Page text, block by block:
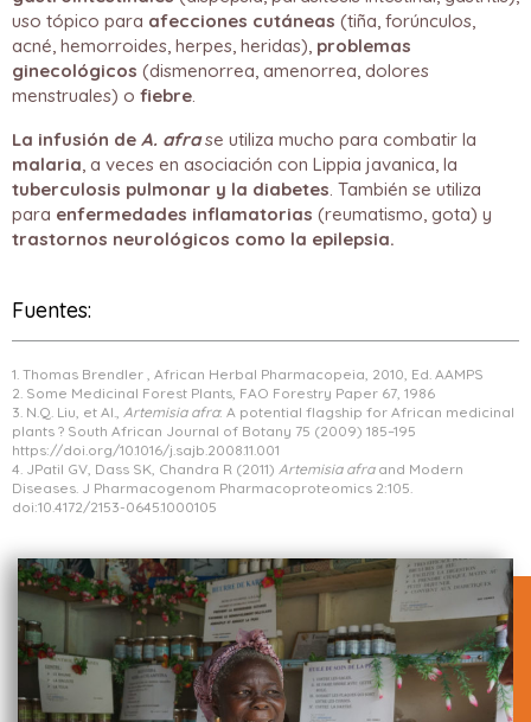
uso tópico para afecciones cutáneas (tiña, forúnculos,
acné, hemorroides, herpes, heridas), problemas
ginecológicos (dismenorrea, amenorrea, dolores
menstruales) o fiebre
La infusión de A. afrase utiliza mucho para combatir la
malaria , a veces en asociación con Lippia javanica, la
tuberculosis pulmonar y la diabetes . También se utiliza
para enfermedades inflamatorias (reumatismo, gota) y
trastornos neurológicos como la epilepsia.
Fuentes:
1. Thomas Brendler , African Herbal Pharmacopeia, 2010, Ed. AAMPS
2. Some Medicinal Forest Plants, FAO Forestry Paper 67, 1986
3. N.Q. Liu, et Al., Artemisia afra: A potential flagship for African medicinal
plants ? South African Journal of Botany 75 (2009) 185–195
https://doi.org/10.1016/j.sajb.2008.11.001
4. JPatil GV, Dass SK, Chandra R (2011) Artemisia afraand Modern
Diseases. J Pharmacogenom Pharmacoproteomics 2:105.
doi:10.4172/2153-0645.1000105